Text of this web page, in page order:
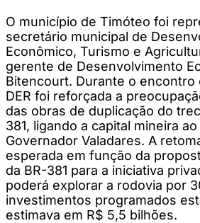
O município de Timóteo foi
secretário municipal de
Econômico, Turismo e
gerente de Desenvolvimento
Bitencourt. Durante o encontro
DER foi reforçada a
das obras de duplicação do
381, ligando a capital mineira
Governador Valadares. A
esperada em função da
da BR-381 para a iniciativa
poderá explorar a rodovia por
investimentos programados
estimava em R$ 5,5 bilhões.